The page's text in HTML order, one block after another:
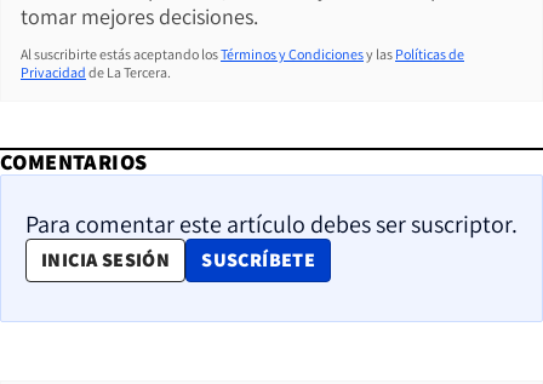
tomar mejores decisiones.
Al suscribirte estás aceptando losTérminos y Condicionesy las Políticas de
Privacidad de La Tercera.
COMENTARIOS
Para comentar este artículo debes ser suscriptor.
INICIA SESIÓN SUSCRÍBETE
OPENS IN NEW WINDOW